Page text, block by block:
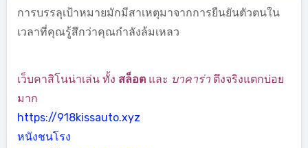
การบรรลุเป้าหมายมักมีสาเหตุมาจากการยืนยันตัวตนใน
เวลาที่คุณรู้สึกว่าคุณกำลังล้มเหลว
เว็บคาสิโนน่าเล่น ทั้ง สล็อตและ บาคาร่าตึงจริงแตกบ่อย
มาก
https://918kissauto.xyz
หนังชนโรง